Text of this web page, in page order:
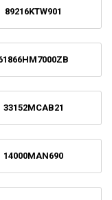
89216KTW901
33152MCAB21
14000MAN690